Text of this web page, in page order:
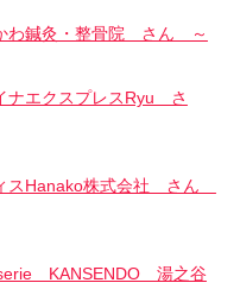
わ鍼灸・整骨院 さん ～
ナエクスプレスRyu さ
スHanako株式会社 さん
KANSENDO 湯之谷